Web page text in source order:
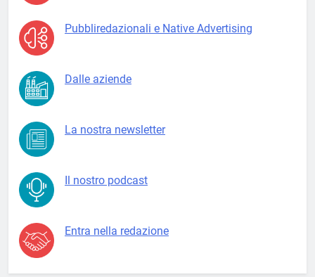
Pubbliredazionali e Native Advertising
Dalle aziende
La nostra newsletter
Il nostro podcast
Entra nella redazione